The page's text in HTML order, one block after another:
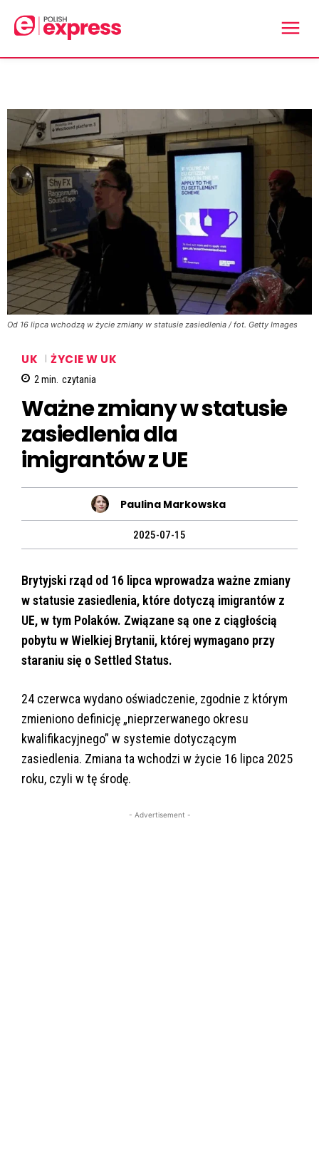
Od 16 lipca wchodzą w życie zmiany w statusie zasiedlenia / fot. Getty Images
UK ŻYCIE W UK
2min. czytania
Ważne zmiany w statusie
zasiedlenia dla
imigrantów z UE
Paulina Markowska
2025-07-15
Brytyjski rząd od 16 lipca wprowadza ważne zmiany
w statusie zasiedlenia, które dotyczą imigrantów z
UE, w tym Polaków. Związane są one z ciągłością
pobytu w Wielkiej Brytanii, której wymagano przy
staraniu się o Settled Status.
24 czerwca wydano oświadczenie, zgodnie z którym
zmieniono definicję „nieprzerwanego okresu
kwalifikacyjnego” w systemie dotyczącym
zasiedlenia. Zmiana ta wchodzi w życie 16 lipca 2025
roku, czyli w tę środę.
- Advertisement -